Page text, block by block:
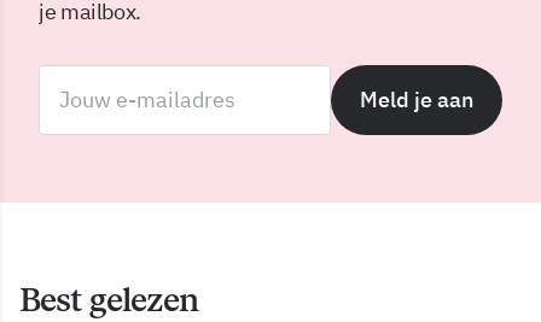
je mailbox.
Meld je aan
Best gelezen